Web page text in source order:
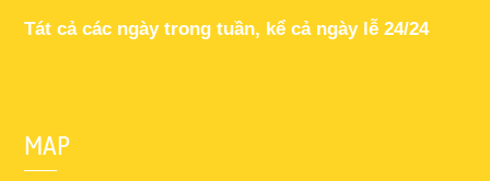
Tát cả các ngày trong tuần, kể cả ngày lễ 24/24
MAP